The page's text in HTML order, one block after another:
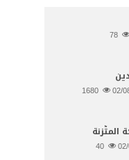
02/
المتّزنة